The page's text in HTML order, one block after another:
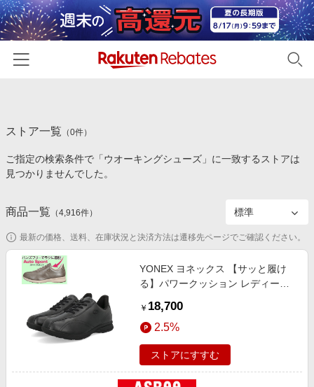
カテゴリー一覧
百貨店・総合ECモール
食品・スイーツ・お酒
コスメ・健康・医薬品
キッズ・ベビー用品
家電・PC・スマホ・カメラ
エンタメ
スポーツ・アウトドア・ゴルフ
イベント一覧
初回購入者限定特典
対象ストア新規限定特典
新着ストアのご紹介
電子書籍特集
楽天ペイ導入ストア
楽天サービス特集
わくわく夏特集
楽天IDでログイン/会員登録
ストア一覧 （0件）
ご指定の検索条件で「ウオーキングシューズ」に一致するストアは
見つかりませんでした。
商品一覧 （4,916件）
最新の価格、送料、在庫状況と決済方法は遷移先ページでご確認ください。
YONEX ヨネックス 【サッと履け
る】パワークッション レディース
軽量/撥水】 L130W ブラック スニ
ーカー ローカット
￥ 18,700
2.5%
ストアにすすむ